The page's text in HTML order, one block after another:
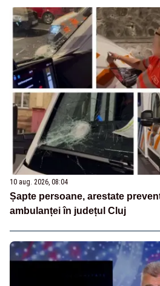
10 aug. 2026, 08:04
Șapte persoane, arestate
ambulanței în județul Cluj